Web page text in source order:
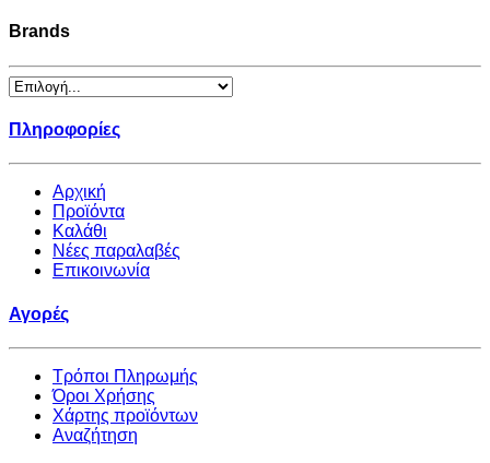
Brands
Πληροφορίες
Αρχική
Προϊόντα
Καλάθι
Νέες παραλαβές
Επικοινωνία
Αγορές
Τρόποι Πληρωμής
Όροι Χρήσης
Χάρτης προϊόντων
Αναζήτηση